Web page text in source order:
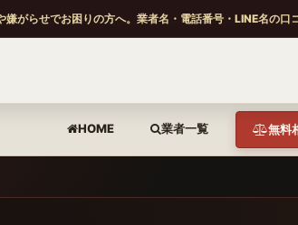
がらせでお困りの方へ。業者名・電話番号・LINE名の口
HOME 業者一覧 無料